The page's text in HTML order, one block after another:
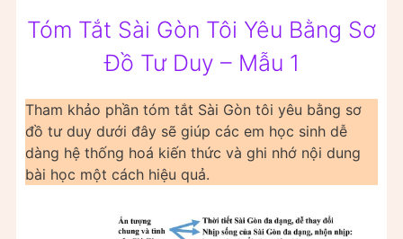
Tóm Tắt Sài Gòn Tôi Yêu Bằng Sơ
Đồ Tư Duy – Mẫu 1
Tham khảo phần tóm tắt Sài Gòn tôi yêu bằng sơ
đồ tư duy dưới đây sẽ giúp các em học sinh dễ
dàng hệ thống hoá kiến thức và ghi nhớ nội dung
bài học một cách hiệu quả.